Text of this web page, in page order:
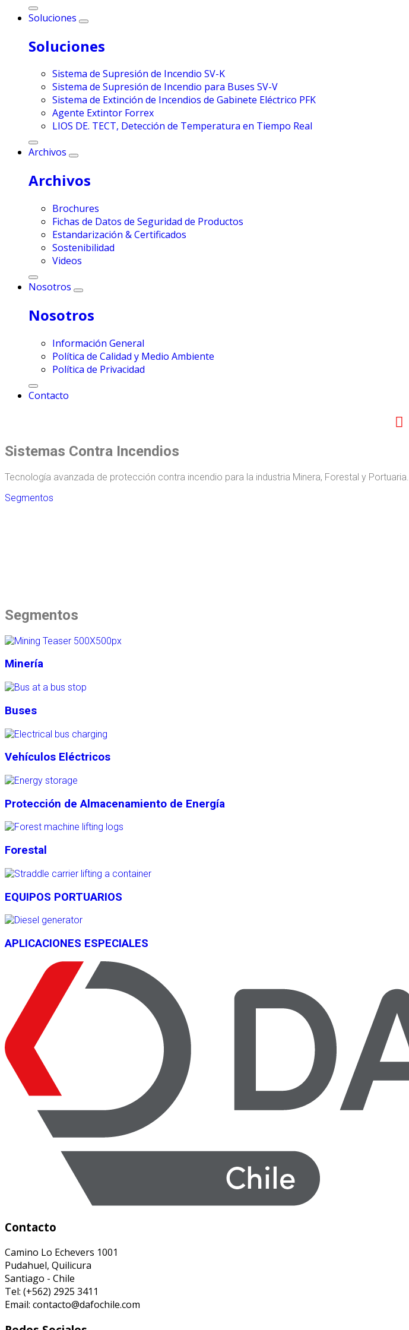
Soluciones
Soluciones
Sistema de Supresión de Incendio SV-K
Sistema de Supresión de Incendio para Buses SV-V
Sistema de Extinción de Incendios de Gabinete Eléctrico PFK
Agente Extintor Forrex
LIOS DE. TECT, Detección de Temperatura en Tiempo Real
Archivos
Archivos
Brochures
Fichas de Datos de Seguridad de Productos
Estandarización & Certificados
Sostenibilidad
Videos
Nosotros
Nosotros
Información General
Política de Calidad y Medio Ambiente
Política de Privacidad
Contacto
Sistemas Contra Incendios
Tecnología avanzada de protección contra incendio para la industria Minera, Forestal y Portuaria.
Segmentos
Segmentos
Minería
Buses
Vehículos Eléctricos
Protección de Almacenamiento de Energía
Forestal
EQUIPOS PORTUARIOS
APLICACIONES ESPECIALES
Contacto
Camino Lo Echevers 1001
Pudahuel, Quilicura
Santiago - Chile
Tel: (+562) 2925 3411
Email: contacto@dafochile.com